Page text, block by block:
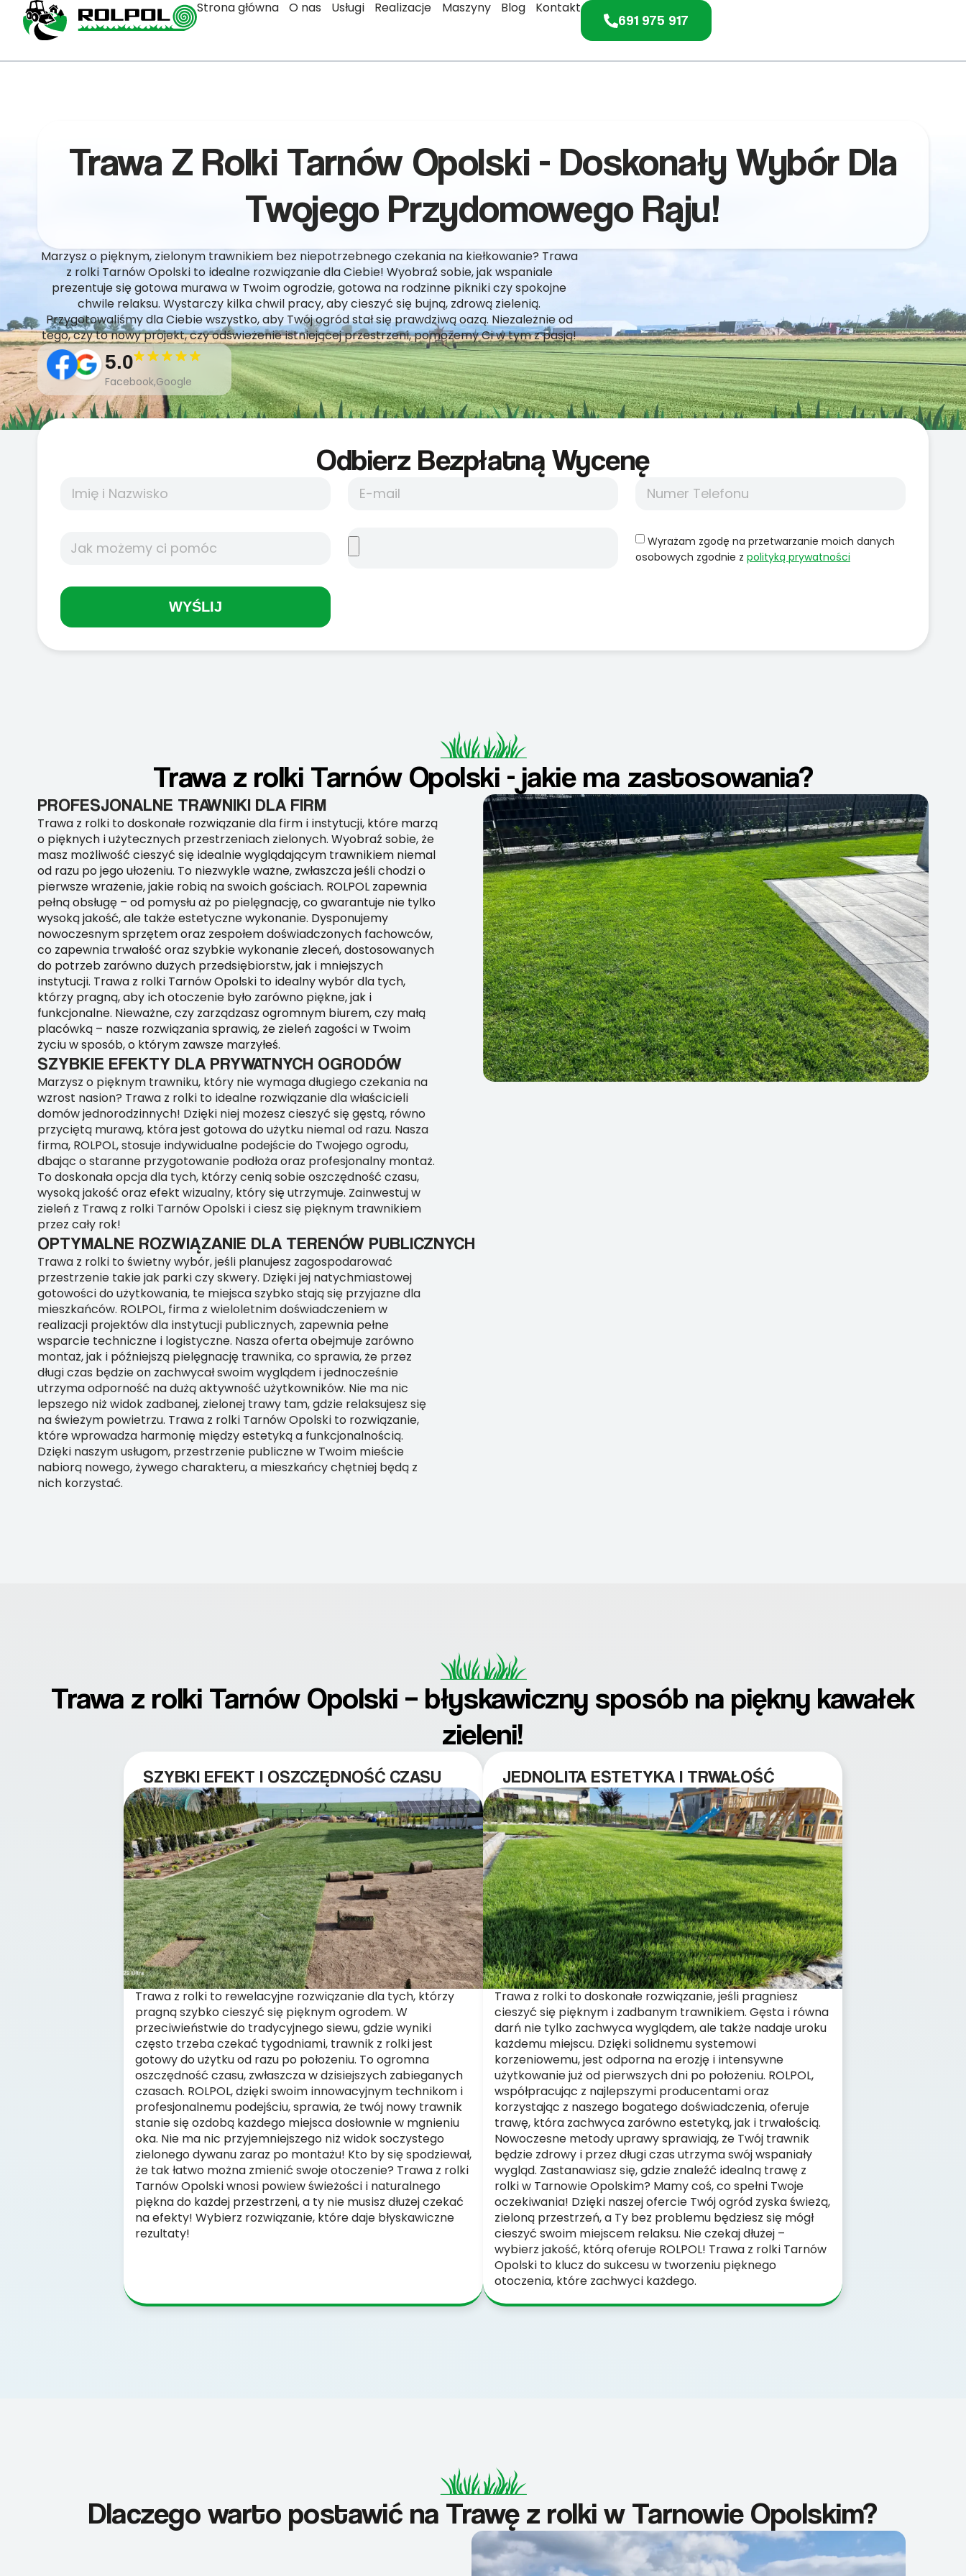
Strona główna O nas Usługi Realizacje Maszyny Blog Kontakt
691 975 917
Trawa Z Rolki Tarnów Opolski - Doskonały Wybór Dla
Twojego Przydomowego Raju!
Marzysz o pięknym, zielonym trawnikiem bez niepotrzebnego czekania na kiełkowanie? Trawa
z rolki Tarnów Opolski to idealne rozwiązanie dla Ciebie! Wyobraź sobie, jak wspaniale
prezentuje się gotowa murawa w Twoim ogrodzie, gotowa na rodzinne pikniki czy spokojne
chwile relaksu. Wystarczy kilka chwil pracy, aby cieszyć się bujną, zdrową zielenią.
Przygotowaliśmy dla Ciebie wszystko, aby Twój ogród stał się prawdziwą oazą. Niezależnie od
tego, czy to nowy projekt, czy odświeżenie istniejącej przestrzeni, pomożemy Ci w tym z pasją!
5.0
Facebook,Google
Odbierz Bezpłatną Wycenę
Wyrażam zgodę na przetwarzanie moich danych
osobowych zgodnie z polityką prywatności
WYŚLIJ
Trawa z rolki Tarnów Opolski - jakie ma zastosowania?
PROFESJONALNE TRAWNIKI DLA FIRM
Trawa z rolki to doskonałe rozwiązanie dla firm i instytucji, które marzą
o pięknych i użytecznych przestrzeniach zielonych. Wyobraź sobie, że
masz możliwość cieszyć się idealnie wyglądającym trawnikiem niemal
od razu po jego ułożeniu. To niezwykle ważne, zwłaszcza jeśli chodzi o
pierwsze wrażenie, jakie robią na swoich gościach. ROLPOL zapewnia
pełną obsługę – od pomysłu aż po pielęgnację, co gwarantuje nie tylko
wysoką jakość, ale także estetyczne wykonanie. Dysponujemy
nowoczesnym sprzętem oraz zespołem doświadczonych fachowców,
co zapewnia trwałość oraz szybkie wykonanie zleceń, dostosowanych
do potrzeb zarówno dużych przedsiębiorstw, jak i mniejszych
instytucji. Trawa z rolki Tarnów Opolski to idealny wybór dla tych,
którzy pragną, aby ich otoczenie było zarówno piękne, jak i
funkcjonalne. Nieważne, czy zarządzasz ogromnym biurem, czy małą
placówką – nasze rozwiązania sprawią, że zieleń zagości w Twoim
życiu w sposób, o którym zawsze marzyłeś.
SZYBKIE EFEKTY DLA PRYWATNYCH OGRODÓW
Marzysz o pięknym trawniku, który nie wymaga długiego czekania na
wzrost nasion? Trawa z rolki to idealne rozwiązanie dla właścicieli
domów jednorodzinnych! Dzięki niej możesz cieszyć się gęstą, równo
przyciętą murawą, która jest gotowa do użytku niemal od razu. Nasza
firma, ROLPOL, stosuje indywidualne podejście do Twojego ogrodu,
dbając o staranne przygotowanie podłoża oraz profesjonalny montaż.
To doskonała opcja dla tych, którzy cenią sobie oszczędność czasu,
wysoką jakość oraz efekt wizualny, który się utrzymuje. Zainwestuj w
zieleń z Trawą z rolki Tarnów Opolski i ciesz się pięknym trawnikiem
przez cały rok!
OPTYMALNE ROZWIĄZANIE DLA TERENÓW PUBLICZNYCH
Trawa z rolki to świetny wybór, jeśli planujesz zagospodarować
przestrzenie takie jak parki czy skwery. Dzięki jej natychmiastowej
gotowości do użytkowania, te miejsca szybko stają się przyjazne dla
mieszkańców. ROLPOL, firma z wieloletnim doświadczeniem w
realizacji projektów dla instytucji publicznych, zapewnia pełne
wsparcie techniczne i logistyczne. Nasza oferta obejmuje zarówno
montaż, jak i późniejszą pielęgnację trawnika, co sprawia, że przez
długi czas będzie on zachwycał swoim wyglądem i jednocześnie
utrzyma odporność na dużą aktywność użytkowników. Nie ma nic
lepszego niż widok zadbanej, zielonej trawy tam, gdzie relaksujesz się
na świeżym powietrzu. Trawa z rolki Tarnów Opolski to rozwiązanie,
które wprowadza harmonię między estetyką a funkcjonalnością.
Dzięki naszym usługom, przestrzenie publiczne w Twoim mieście
nabiorą nowego, żywego charakteru, a mieszkańcy chętniej będą z
nich korzystać.
Trawa z rolki Tarnów Opolski – błyskawiczny sposób na piękny kawałek
zieleni!
SZYBKI EFEKT I OSZCZĘDNOŚĆ CZASU
Trawa z rolki to rewelacyjne rozwiązanie dla tych, którzy
pragną szybko cieszyć się pięknym ogrodem. W
przeciwieństwie do tradycyjnego siewu, gdzie wyniki
często trzeba czekać tygodniami, trawnik z rolki jest
gotowy do użytku od razu po położeniu. To ogromna
oszczędność czasu, zwłaszcza w dzisiejszych zabieganych
czasach. ROLPOL, dzięki swoim innowacyjnym technikom i
profesjonalnemu podejściu, sprawia, że twój nowy trawnik
stanie się ozdobą każdego miejsca dosłownie w mgnieniu
oka. Nie ma nic przyjemniejszego niż widok soczystego
zielonego dywanu zaraz po montażu! Kto by się spodziewał,
że tak łatwo można zmienić swoje otoczenie? Trawa z rolki
Tarnów Opolski wnosi powiew świeżości i naturalnego
piękna do każdej przestrzeni, a ty nie musisz dłużej czekać
na efekty! Wybierz rozwiązanie, które daje błyskawiczne
rezultaty!
JEDNOLITA ESTETYKA I TRWAŁOŚĆ
Trawa z rolki to doskonałe rozwiązanie, jeśli pragniesz
cieszyć się pięknym i zadbanym trawnikiem. Gęsta i równa
darń nie tylko zachwyca wyglądem, ale także nadaje uroku
każdemu miejscu. Dzięki solidnemu systemowi
korzeniowemu, jest odporna na erozję i intensywne
użytkowanie już od pierwszych dni po położeniu. ROLPOL,
współpracując z najlepszymi producentami oraz
korzystając z naszego bogatego doświadczenia, oferuje
trawę, która zachwyca zarówno estetyką, jak i trwałością.
Nowoczesne metody uprawy sprawiają, że Twój trawnik
będzie zdrowy i przez długi czas utrzyma swój wspaniały
wygląd. Zastanawiasz się, gdzie znaleźć idealną trawę z
rolki w Tarnowie Opolskim? Mamy coś, co spełni Twoje
oczekiwania! Dzięki naszej ofercie Twój ogród zyska świeżą,
zieloną przestrzeń, a Ty bez problemu będziesz się mógł
cieszyć swoim miejscem relaksu. Nie czekaj dłużej –
wybierz jakość, którą oferuje ROLPOL! Trawa z rolki Tarnów
Opolski to klucz do sukcesu w tworzeniu pięknego
otoczenia, które zachwyci każdego.
Dlaczego warto postawić na Trawę z rolki w Tarnowie Opolskim?